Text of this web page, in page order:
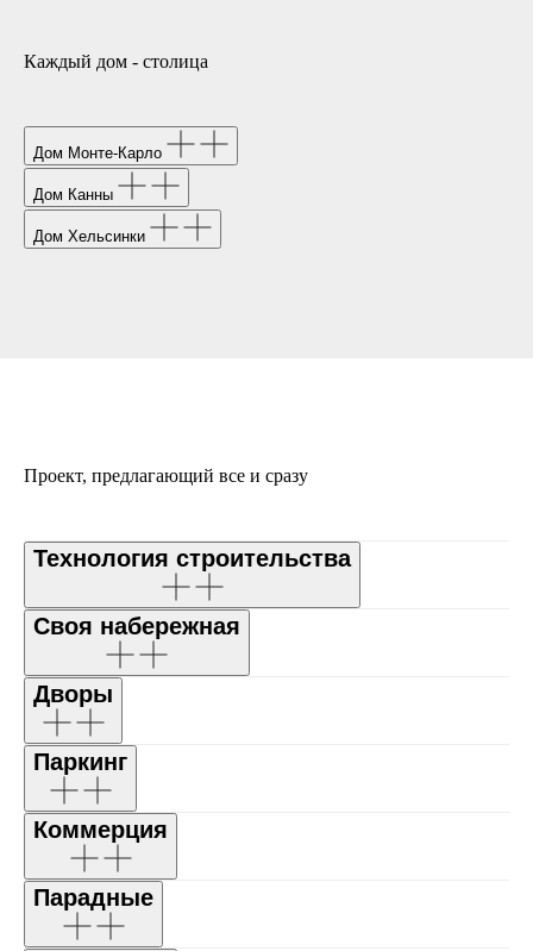
Каждый дом - столица
Дом Монте-Карло
Дом Канны
Дом Хельсинки
Проект, предлагающий все и сразу
Технология строительства
Своя набережная
Дворы
Паркинг
Коммерция
Парадные